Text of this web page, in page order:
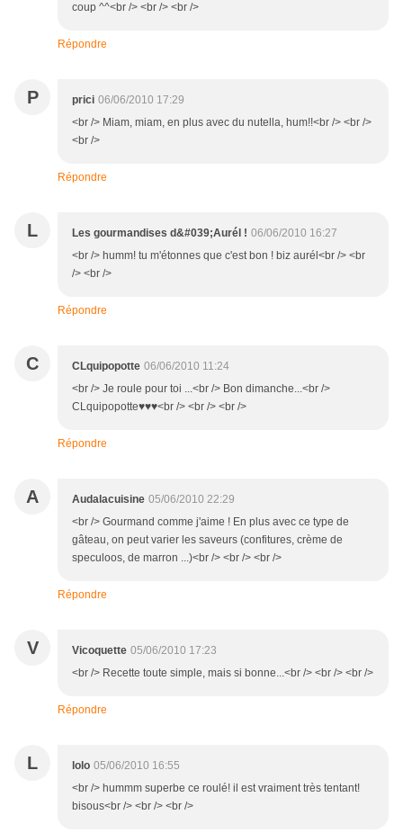
coup ^^<br /> <br /> <br />
Répondre
P prici 06/06/2010 17:29
<br /> Miam, miam, en plus avec du nutella, hum!!<br /> <br />
<br />
Répondre
L Les gourmandises d&#039;Aurél ! 06/06/2010 16:27
<br /> humm! tu m'étonnes que c'est bon ! biz aurél<br /> <br
/> <br />
Répondre
C CLquipopotte 06/06/2010 11:24
<br /> Je roule pour toi ...<br /> Bon dimanche...<br />
CLquipopotte♥♥♥<br /> <br /> <br />
Répondre
A Audalacuisine 05/06/2010 22:29
<br /> Gourmand comme j'aime ! En plus avec ce type de
gâteau, on peut varier les saveurs (confitures, crème de
speculoos, de marron ...)<br /> <br /> <br />
Répondre
V Vicoquette 05/06/2010 17:23
<br /> Recette toute simple, mais si bonne...<br /> <br /> <br />
Répondre
L lolo 05/06/2010 16:55
<br /> hummm superbe ce roulé! il est vraiment très tentant!
bisous<br /> <br /> <br />